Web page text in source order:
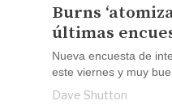
Burns
últimas
Nueva encuesta de
este viernes y muy
Dave Shutton